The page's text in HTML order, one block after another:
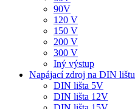
90V
120 V
150 V
200 V
300 V
Iný výstup
Napájací zdroj na DIN lištu
DIN lišta 5V
DIN lišta 12V